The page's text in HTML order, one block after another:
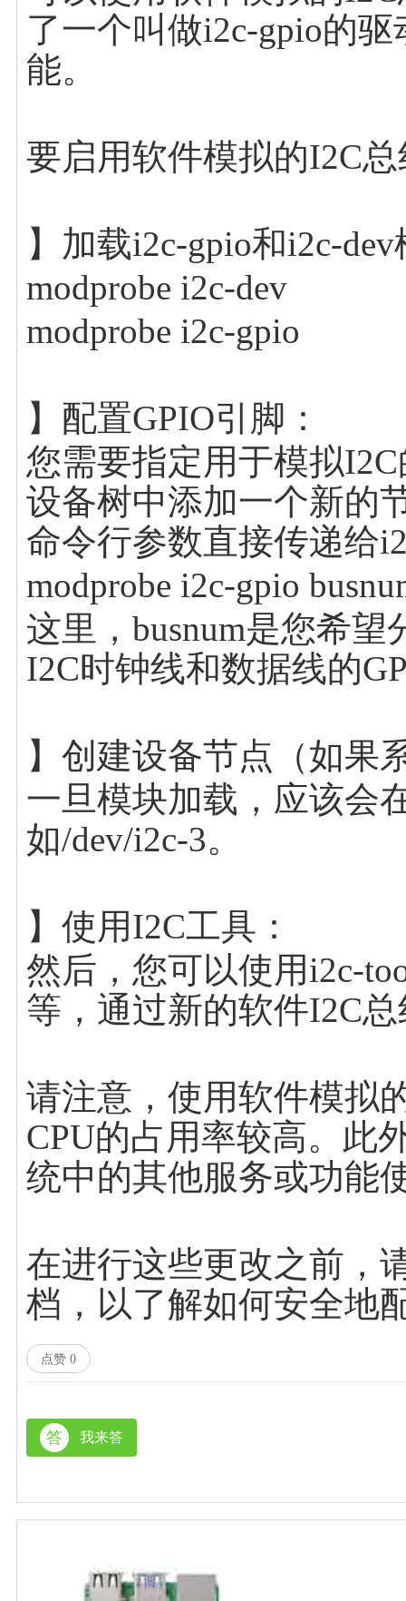
了一个叫做i2c-gpio的
能。
要启用软件模拟的I2C
】加载i2c-gpio和i2c-
modprobe i2c-dev
modprobe i2c-gpio
】配置GPIO引脚：
您需要指定用于模拟
设备树中添加一个新的
命令行参数直接传递给
modprobe i2c-gpio
这里，busnum是您希望
I2C时钟线和数据线的
】创建设备节点（如果
一旦模块加载，应该会
如/dev/i2c-3。
】使用I2C工具：
然后，您可以使用i2c-
等，通过新的软件I2C
请注意，使用软件模拟
CPU的占用率较高。此
统中的其他服务或功能
在进行这些更改之前，
档，以了解如何安全地
点赞 0
答 我来答